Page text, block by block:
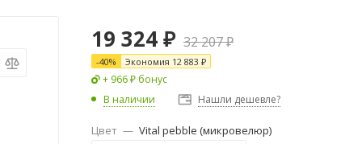
19 324₽ 32 207₽
-40% Экономия 12 883 ₽
+ 966 ₽ бонус
В наличии
Нашли дешевле?
Цвет — Vital pebble (микровелюр)